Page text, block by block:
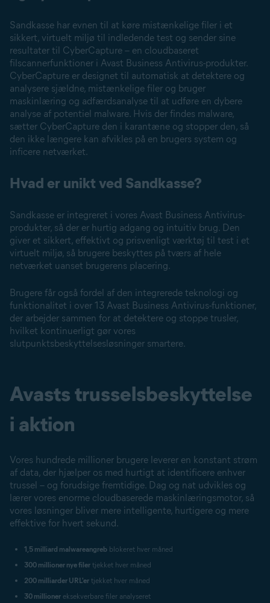
Sandkasse har evnen til at køre mistænkelige filer i et
sikkert, virtuelt miljø til indledende test og sender sine
resultater til CyberCapture – en cloudbaseret
filscannerfunktioner i Avast Business Antivirus-produkter.
CyberCapture er designet til automatisk at detektere og
analysere sjældne, mistænkelige filer og bruger
maskinlæring og adfærdsanalyse til at udføre en dybere
analyse af potentiel malware. Hvis der findes malware,
sætter CyberCapture den i karantæne og stopper den, så
den ikke længere kan afvikles på en brugers system og
inficere netværket.
Hvad er unikt ved Sandkasse?
Sandkasse er integreret i vores Avast Business Antivirus-
produkter, så der er hurtig adgang og intuitiv brug. Den
giver et sikkert, effektivt og prisvenligt værktøj til test i et
virtuelt miljø, så brugere beskyttes på tværs af hele
netværket uanset brugerens placering.
Brugere får også fordel af den integrerede teknologi og
funktionalitet i over 13 Avast Business Antivirus-funktioner,
der arbejder sammen for at detektere og stoppe trusler,
hvilket kontinuerligt gør vores
slutpunktsbeskyttelsesløsninger smartere.
Avasts trusselsbeskyttelse
i aktion
Vores hundrede millioner brugere leverer en konstant strøm
af data, der hjælper os med hurtigt at identificere enhver
trussel – og forudsige fremtidige. Dag og nat udvikles og
lærer vores enorme cloudbaserede maskinlæringsmotor, så
vores løsninger bliver mere intelligente, hurtigere og mere
effektive for hvert sekund.
1,5 milliard malwareangreb blokeret hver måned
300 millioner nye filer tjekket hver måned
200 milliarder URL'er tjekket hver måned
30 millioner eksekverbare filer analyseret